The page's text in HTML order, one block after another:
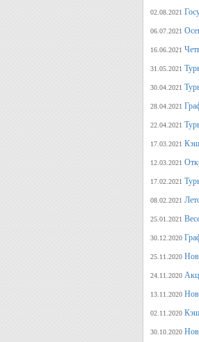
02.08.2021
06.07.2021
16.06.2021
31.05.2021
30.04.2021
28.04.2021
22.04.2021
17.03.2021
12.03.2021
17.02.2021
08.02.2021
25.01.2021
30.12.2020
25.11.2020
24.11.2020
13.11.2020
02.11.2020
30.10.2020